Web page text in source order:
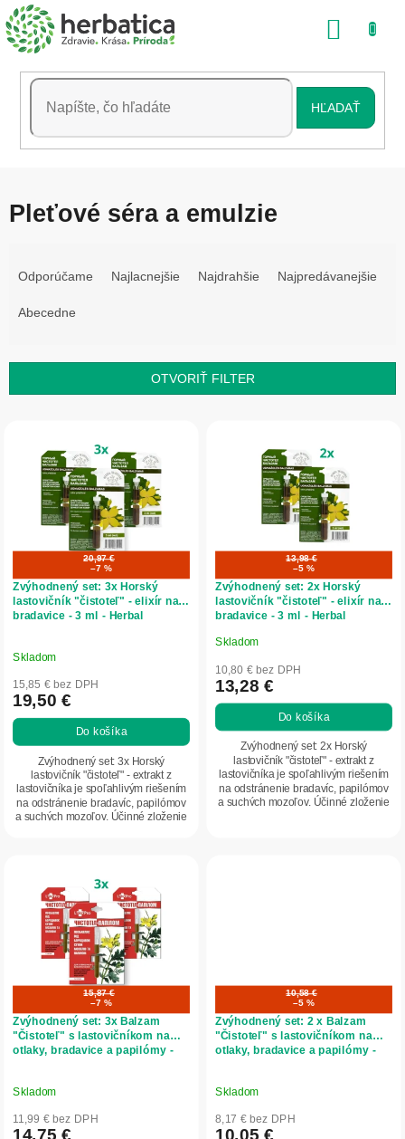
Prejsť
na
obsah
HĽADAŤ
Pleťové séra a emulzie
p
v
Odporúčame Najlacnejšie Najdrahšie Najpredávanejšie
Abecedne
OTVORIŤ FILTER
d
u
k
o
v
20,97 €
–7 %
Zvýhodnený set: 3x Horský
lastovičník "čistoteľ" - elixír na
bradavice - 3 ml - Herbal
Skladom
15,85 € bez DPH
19,50 €
Do košíka
Zvýhodnený set: 3x Horský
lastovičník "čistoteľ" - extrakt z
lastovičníka je spoľahlivým riešením
na odstránenie bradavíc, papilómov
a suchých mozoľov. Účinné zloženie
13,98 €
–5 %
Zvýhodnený set: 2x Horský
lastovičník "čistoteľ" - elixír na
bradavice - 3 ml - Herbal
Priemerné
hodnotenie
produktu
je
4,8
hviezdičiek.
Skladom
10,80 € bez DPH
13,28 €
Do košíka
Zvýhodnený set: 2x Horský
lastovičník "čistoteľ" - extrakt z
lastovičníka je spoľahlivým riešením
na odstránenie bradavíc, papilómov
a suchých mozoľov. Účinné zloženie
15,87 €
–7 %
Zvýhodnený set: 3x Balzam
"Čistoteľ" s lastovičníkom na
otlaky, bradavice a papilómy -
Skladom
11,99 € bez DPH
14,75 €
10,58 €
–5 %
Zvýhodnený set: 2 x Balzam
"Čistoteľ" s lastovičníkom na
otlaky, bradavice a papilómy -
Skladom
8,17 € bez DPH
10,05 €